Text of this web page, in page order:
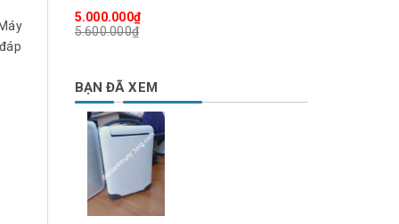
5.000.000₫
5.600.000₫
BẠN ĐÃ XEM